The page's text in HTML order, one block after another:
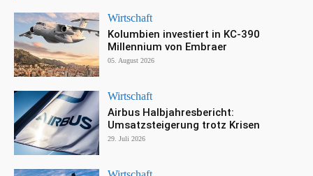
Wirtschaft
Kolumbien investiert in KC-390
Millennium von Embraer
05. August 2026
Wirtschaft
Airbus Halbjahresbericht:
Umsatzsteigerung trotz Krisen
29. Juli 2026